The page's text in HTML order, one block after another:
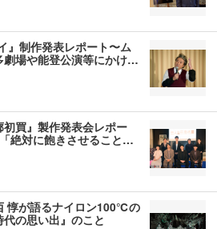
』制作発表レポート〜ム
劇場や能登公演等にかけ…
買』製作発表会レポー
絶対に飽きさせること…
惇が語るナイロン100℃の
の思い出』のこと